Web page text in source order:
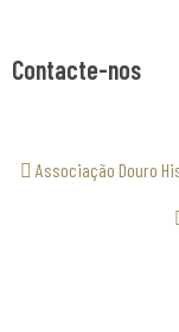
Contacte-nos
Associação Douro